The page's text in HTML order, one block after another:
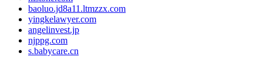
baoluo.jd8a11.ltmzzx.com
yingkelawyer.com
angelinvest.jp
njppg.com
s.babycare.cn